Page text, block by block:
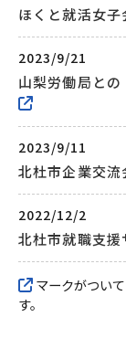
ほくと就活女子
2023/9/21
山梨労働局と
2023/9/11
北杜市企業交
2022/12/2
北杜市就職支援
マークがつい
す。